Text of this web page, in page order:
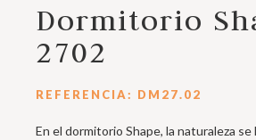
Dormitorio
2702
REFERENCIA: DM27.02
En el dormitorio Shape, la naturaleza